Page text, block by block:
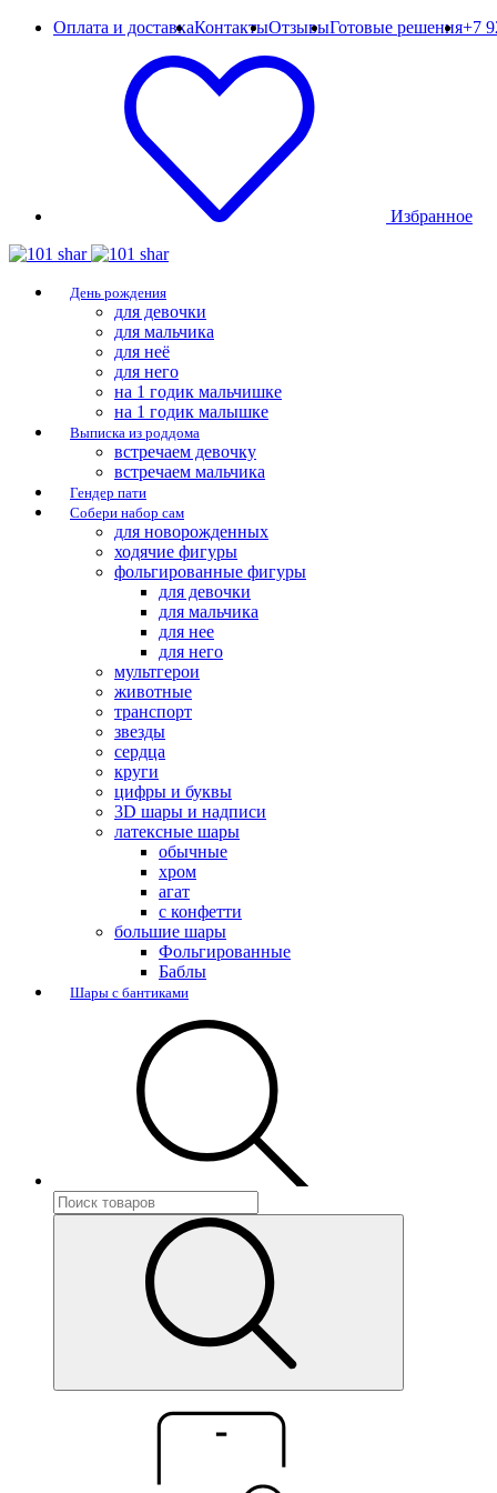
Оплата и доставкаКонтактыОтзывыГотовые решения+7
Избранное
День рождения
для девочки
для мальчика
для неё
для него
на 1 годик мальчишке
на 1 годик малышке
Выписка из роддома
встречаем девочку
встречаем мальчика
Гендер пати
Собери набор сам
для новорожденных
ходячие фигуры
фольгированные фигуры
для девочки
для мальчика
для нее
для него
мультгерои
животные
транспорт
звезды
сердца
круги
цифры и буквы
3D шары и надписи
латексные шары
обычные
хром
агат
с конфетти
большие шары
Фольгированные
Баблы
Шары с бантиками